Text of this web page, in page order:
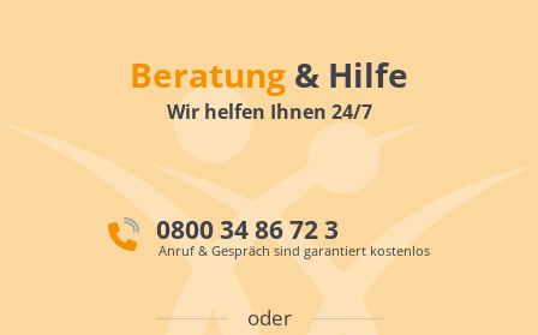
Beratung & Hilfe
Wir helfen Ihnen 24/7
0800 34 86 72 3
Anruf & Gespräch sind garantiert kostenlos
oder